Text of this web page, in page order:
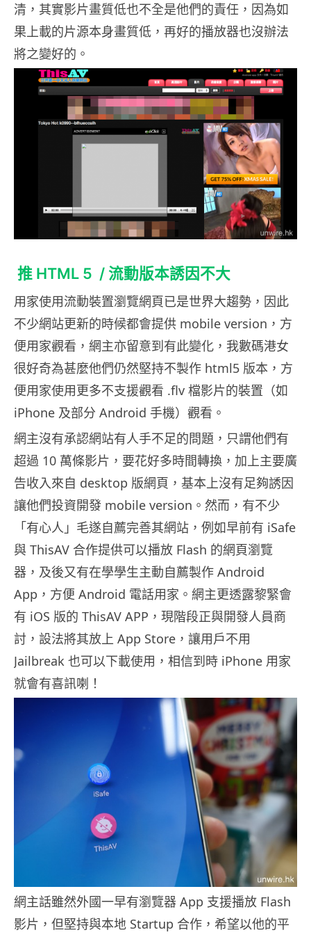
清，其實影片畫質低也不全是他們的責任，因為如
果上載的片源本身畫質低，再好的播放器也沒辦法
將之變好的。
推 HTML 5 / 流動版本誘因不大
用家使用流動裝置瀏覽網頁已是世界大趨勢，因此
不少網站更新的時候都會提供 mobile version，方
便用家觀看，網主亦留意到有此變化，我數碼港女
很好奇為甚麼他們仍然堅持不製作 html5 版本，方
便用家使用更多不支援觀看 .flv 檔影片的裝置（如
iPhone 及部分 Android 手機）觀看。
網主沒有承認網站有人手不足的問題，只謂他們有
超過 10 萬條影片，要花好多時間轉換，加上主要廣
告收入來自 desktop 版網頁，基本上沒有足夠誘因
讓他們投資開發 mobile version。然而，有不少
「有心人」毛遂自薦完善其網站，例如早前有 iSafe
與 ThisAV 合作提供可以播放 Flash 的網頁瀏覽
器，及後又有在學學生主動自薦製作 Android
App，方便 Android 電話用家。網主更透露黎緊會
有 iOS 版的 ThisAV APP，現階段正與開發人員商
討，設法將其放上 App Store，讓用戶不用
Jailbreak 也可以下載使用，相信到時 iPhone 用家
就會有喜訊喇！
網主話雖然外國一早有瀏覽器 App 支援播放 Flash
影片，但堅持與本地 Startup 合作，希望以他的平